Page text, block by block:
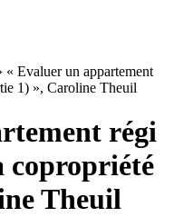
« Evaluer un appartement
1) », Caroline Theuil
régi
copropriété
Theuil